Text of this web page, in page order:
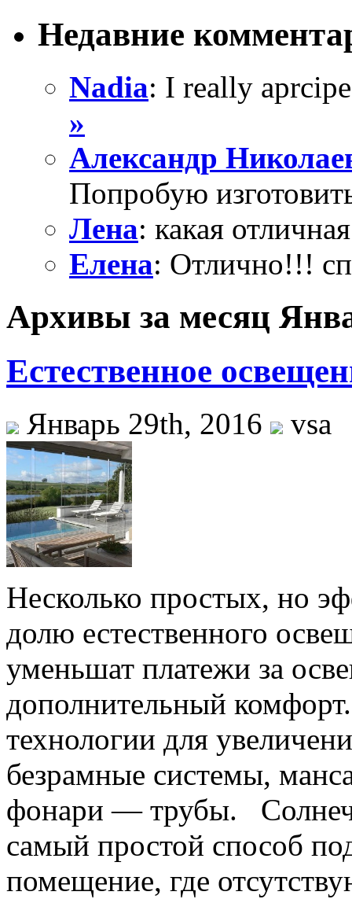
Недавние
Nadia: I really
»
Александр
Попробую
Лена: какая
Елена: Отлично!!!
Архивы за месяц
Естественное
Январь 29th, 2016 vsa
Несколько простых, но
долю естественного
уменьшат платежи за
дополнительный
технологии для
безрамные системы,
фонари — трубы.
самый простой способ
помещение, где